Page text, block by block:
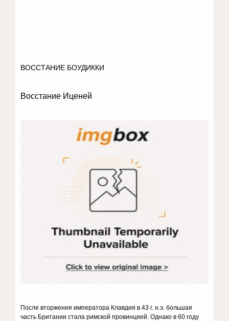
ВОССТАНИЕ БОУДИККИ
Восстание Иценей
После вторжения императора Клавдия в 43 г. н.э. большая
часть Британии стала римской провинцией. Однако в 60 году